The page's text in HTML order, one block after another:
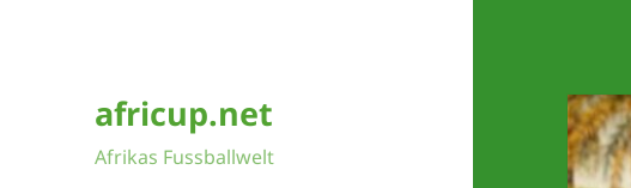
africup.net
Afrikas Fussballwelt